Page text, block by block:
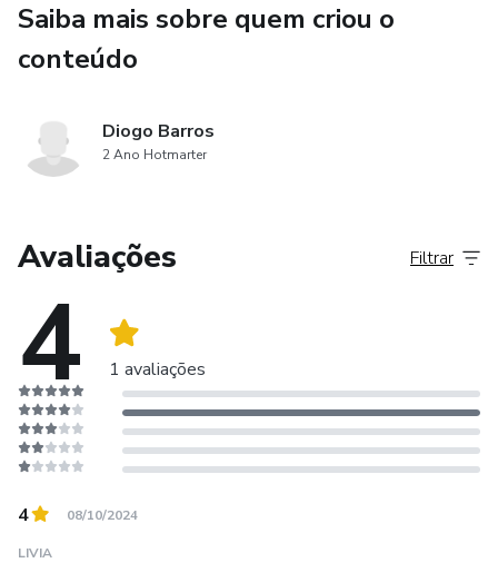
Benefícios:
- Produtividade Nutricional: Aprenda a se alimentar de
- Perda de Gordura: Diga adeus aos quilos extras.
- Ganho de Autoestima: Sinta-se bem consigo mesmo.
Não Perca Mais Tempo!
Adquira agora o seu e-book e comece sua jornada para um
novo você
Saiba mais sobre quem criou o
conteúdo
Diogo Barros
2 Ano Hotmarter
Avaliações
4 1 avaliações
Filtrar
4 08/10/2024
LIVIA